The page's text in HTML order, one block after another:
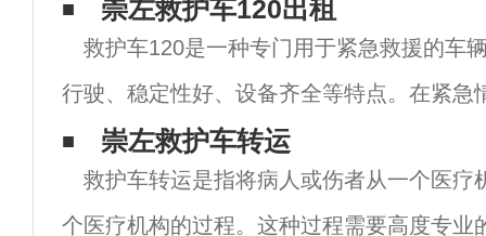
崇左救护车120出租
救护车120是一种专门用于紧急救援的车
行驶、稳定性好、设备齐全等特点。在紧急
120可以及时地将病人送往医院，为病人争
机，是医疗救援体系中不可或缺的一部分。
崇左救护车转运
救护车转运是指将病人或伤者从一个医疗
个医疗机构的过程。这种过程需要高度专业